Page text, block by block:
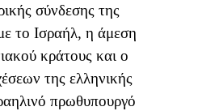
σύνδεσης της
το Ισραήλ, η άμεση
κράτους και ο
της ελληνικής
πρωθυπουργό